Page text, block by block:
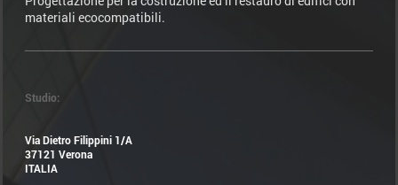
materiali ecocompatibili.
Studio:
Via Dietro Filippini 1/A
37121 Verona
ITALIA